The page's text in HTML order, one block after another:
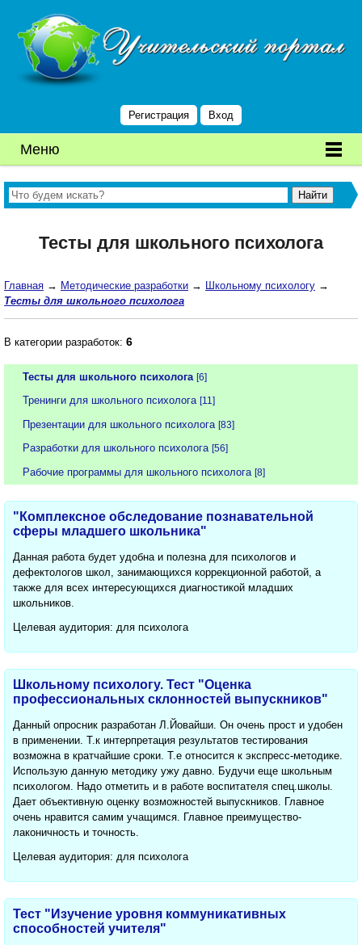
Регистрация Вход
Меню
Тесты для школьного психолога
Главная → Методические разработки → Школьному психологу →
Тесты для школьного психолога
В категории разработок: 6
Тесты для школьного психолога [6]
Тренинги для школьного психолога [11]
Презентации для школьного психолога [83]
Разработки для школьного психолога [56]
Рабочие программы для школьного психолога [8]
"Комплексное обследование познавательной
сферы младшего школьника"
Данная работа будет удобна и полезна для психологов и
дефектологов школ, занимающихся коррекционной работой, а
также для всех интересующихся диагностикой младших
школьников.
Целевая аудитория: для психолога
Школьному психологу. Тест "Оценка
профессиональных склонностей выпускников"
Данный опросник разработан Л.Йовайши. Он очень прост и удобен
в применении. Т.к интерпретация результатов тестирования
возможна в кратчайшие сроки. Т.е относится к экспресс-методике.
Использую данную методику ужу давно. Будучи еще школьным
психологом. Надо отметить и в работе воспитателя спец.школы.
Дает объективную оценку возможностей выпускников. Главное
очень нравится самим учащимся. Главное преимущество-
лаконичность и точность.
Целевая аудитория: для психолога
Тест "Изучение уровня коммуникативных
способностей учителя"